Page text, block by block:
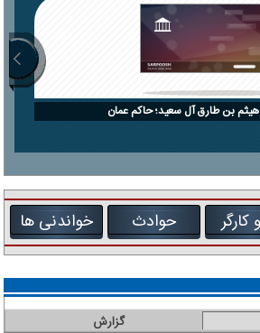
هیثم بن طارق آل سعید؛ حاکم عمان
کارگر حوادث خواندنی ها
گزارش